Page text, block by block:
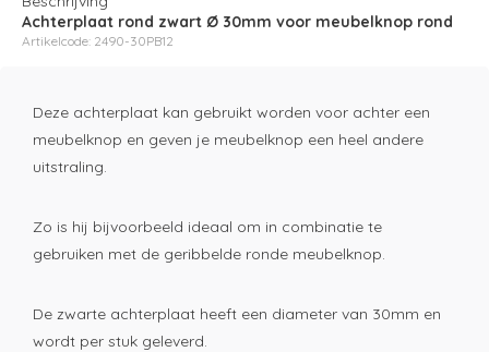
Achterplaat rond zwart Ø 30mm voor meubelknop rond
Artikelcode: 2490-30PB12
Deze achterplaat kan gebruikt worden voor achter een
meubelknop en geven je meubelknop een heel andere
uitstraling.
Zo is hij bijvoorbeeld ideaal om in combinatie te
gebruiken met de geribbelde ronde meubelknop.
De zwarte achterplaat heeft een diameter van 30mm en
wordt per stuk geleverd.